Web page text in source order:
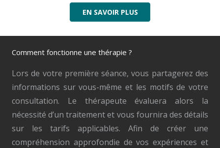
EN SAVOIR PLUS
Comment fonctionne une thérapie ?
Lors de votre première séance, vous partagerez des
informations sur vous-même et les motifs de votre
consultation. Le thérapeute évaluera alors la
nécessité d’un traitement et vous fournira des détails
sur les tarifs applicables. Afin de créer une
compréhension approfondie de vos expériences et